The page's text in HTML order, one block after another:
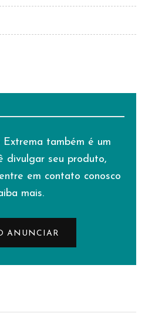
Extrema também é um
divulgar seu produto,
em contato conosco
mais.
ANUNCIAR